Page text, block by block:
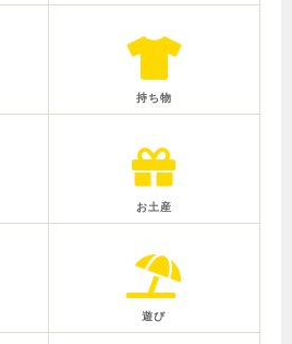
持ち物
お土産
遊び